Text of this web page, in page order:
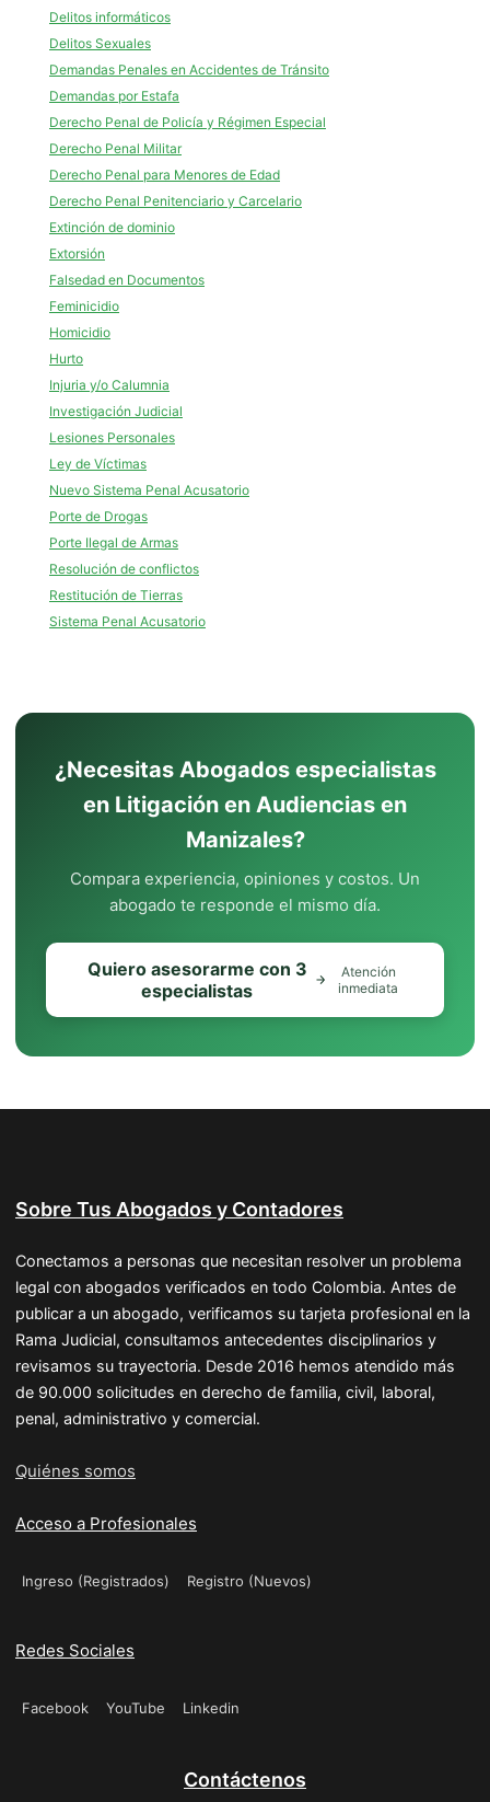
Delitos informáticos
Delitos Sexuales
Demandas Penales en Accidentes de Tránsito
Demandas por Estafa
Derecho Penal de Policía y Régimen Especial
Derecho Penal Militar
Derecho Penal para Menores de Edad
Derecho Penal Penitenciario y Carcelario
Extinción de dominio
Extorsión
Falsedad en Documentos
Feminicidio
Homicidio
Hurto
Injuria y/o Calumnia
Investigación Judicial
Lesiones Personales
Ley de Víctimas
Nuevo Sistema Penal Acusatorio
Porte de Drogas
Porte Ilegal de Armas
Resolución de conflictos
Restitución de Tierras
Sistema Penal Acusatorio
¿Necesitas Abogados especialistas
en Litigación en Audiencias en
Manizales?
Compara experiencia, opiniones y costos. Un
abogado te responde el mismo día.
Quiero asesorarme con 3
especialistas
Atención
inmediata
Sobre Tus Abogados y Contadores
Conectamos a personas que necesitan resolver un problema
legal con abogados verificados en todo Colombia. Antes de
publicar a un abogado, verificamos su tarjeta profesional en la
Rama Judicial, consultamos antecedentes disciplinarios y
revisamos su trayectoria. Desde 2016 hemos atendido más
de 90.000 solicitudes en derecho de familia, civil, laboral,
penal, administrativo y comercial.
Quiénes somos
Acceso a Profesionales
Ingreso (Registrados) Registro (Nuevos)
Redes Sociales
Facebook YouTube Linkedin
Contáctenos